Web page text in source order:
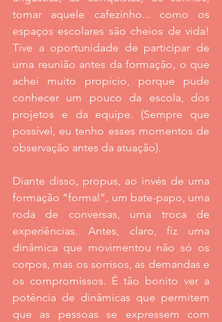
tomar aquele cafezinho... como os
espaços escolares são cheios de vida!
Tive a oportunidade de participar de
uma reunião antes da formação, o que
achei muito propício, porque pude
conhecer um pouco da escola, dos
projetos e da equipe. (Sempre que
possível, eu tenho esses momentos de
observação antes da atuação).
Diante disso, propus, ao invés de uma
formação “formal”, um bate-papo, uma
roda de conversas, uma troca de
experiências. Antes, claro, fiz uma
dinâmica que movimentou não só os
corpos, mas os sorrisos, as demandas e
os compromissos. É tão bonito ver a
potência de dinâmicas que permitem
que as pessoas se expressem com